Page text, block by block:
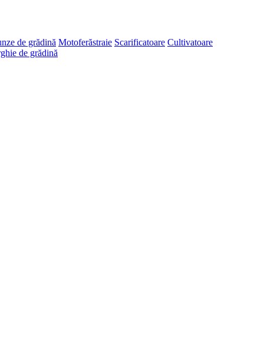
de grădină Motoferăstraie Scarificatoare Cultivatoare
de grădină